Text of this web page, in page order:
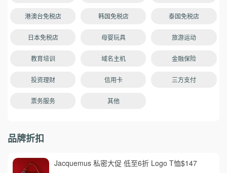
港澳台免税店 韩国免税店 泰国免税店
日本免税店 母婴玩具 旅游运动
教育培训 域名主机 金融保险
投资理财 信用卡 三方支付
票务服务 其他
品牌折扣
Jacquemus 私密大促 低至6折 Logo T恤$147